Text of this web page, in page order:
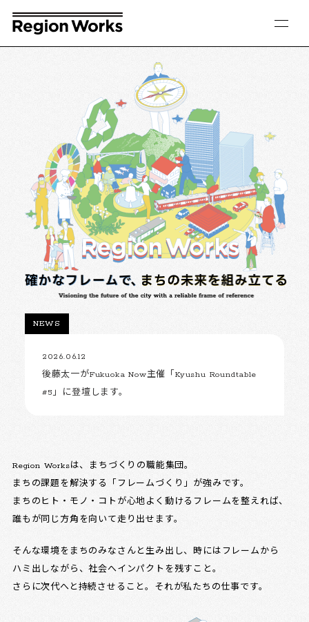
NEWS
2026.06.12
後藤太一がFukuoka Now主催「Kyushu Roundtable
#5」に登壇します。
Region Worksは、まちづくりの職能集団。
まちの課題を解決する「フレームづくり」が強みです。
まちのヒト・モノ・コトが心地よく動けるフレームを整えれば、
誰もが同じ方角を向いて走り出せます。
そんな環境をまちのみなさんと生み出し、時にはフレームから
ハミ出しながら、社会へインパクトを残すこと。
さらに次代へと持続させること。それが私たちの仕事です。